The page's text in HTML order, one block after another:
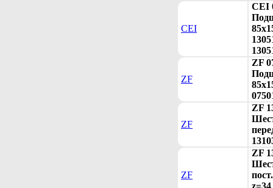
CEI
CEI
ZF
ZF
ZF
ZF
ZF
ZF